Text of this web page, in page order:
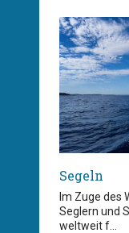
Segeln
Im Zuge des
Seglern und
weltweit f...